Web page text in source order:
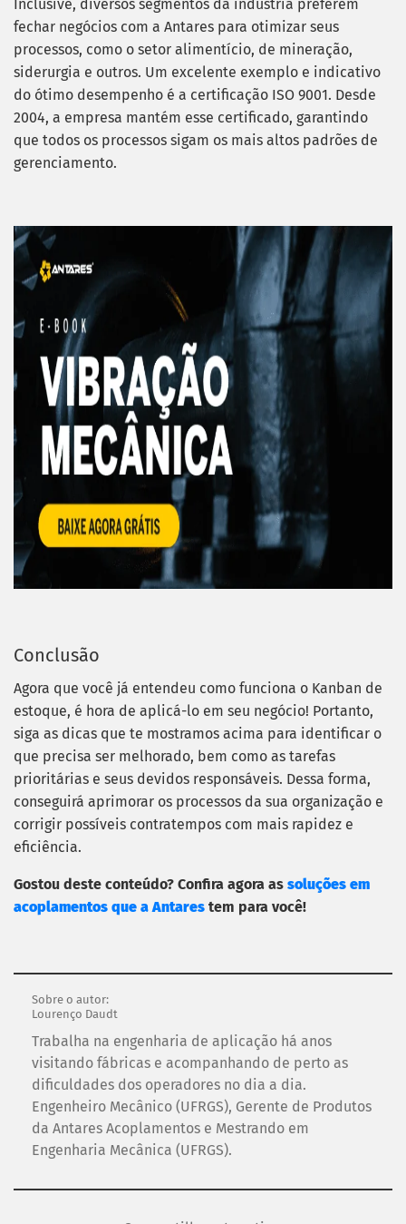
Inclusive, diversos segmentos da indústria preferem
fechar negócios com a Antares para otimizar seus
processos, como o setor alimentício, de mineração,
siderurgia e outros. Um excelente exemplo e indicativo
do ótimo desempenho é a certificação ISO 9001. Desde
2004, a empresa mantém esse certificado, garantindo
que todos os processos sigam os mais altos padrões de
gerenciamento.
Conclusão
Agora que você já entendeu como funciona o Kanban de
estoque, é hora de aplicá-lo em seu negócio! Portanto,
siga as dicas que te mostramos acima para identificar o
que precisa ser melhorado, bem como as tarefas
prioritárias e seus devidos responsáveis. Dessa forma,
conseguirá aprimorar os processos da sua organização e
corrigir possíveis contratempos com mais rapidez e
eficiência.
Gostou deste conteúdo? Confira agora as soluções em
acoplamentos que a Antares tem para você!
Sobre o autor:
Lourenço Daudt
Trabalha na engenharia de aplicação há anos
visitando fábricas e acompanhando de perto as
dificuldades dos operadores no dia a dia.
Engenheiro Mecânico (UFRGS), Gerente de Produtos
da Antares Acoplamentos e Mestrando em
Engenharia Mecânica (UFRGS).